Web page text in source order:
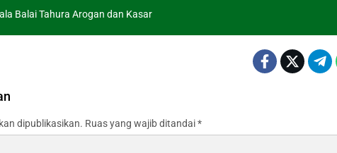
Balai Tahura Arogan dan Kasar
dipublikasikan. Ruas yang wajib ditandai*